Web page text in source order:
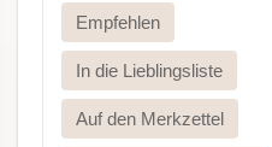
Empfehlen
In die Lieblingsliste
Auf den Merkzettel